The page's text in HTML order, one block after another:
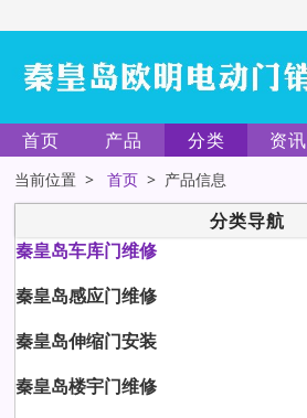
首页 产品 分类 资讯
当前位置 >首页 > 产品信息
分类导航
秦皇岛车库门维修
秦皇岛感应门维修
秦皇岛伸缩门安装
秦皇岛楼宇门维修